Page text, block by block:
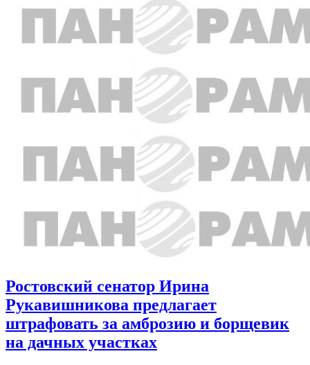
Ростовский сенатор Ирина
Рукавишникова предлагает
штрафовать за амброзию и борщевик
на дачных участках